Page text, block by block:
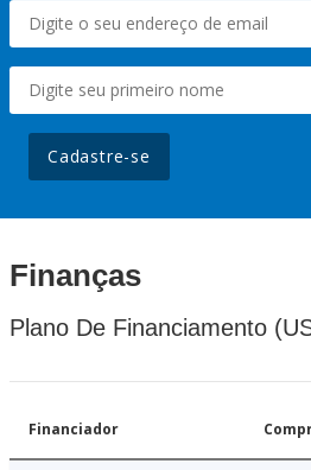
Cadastre-se
Finanças
Plano De Financiamento
Financiador